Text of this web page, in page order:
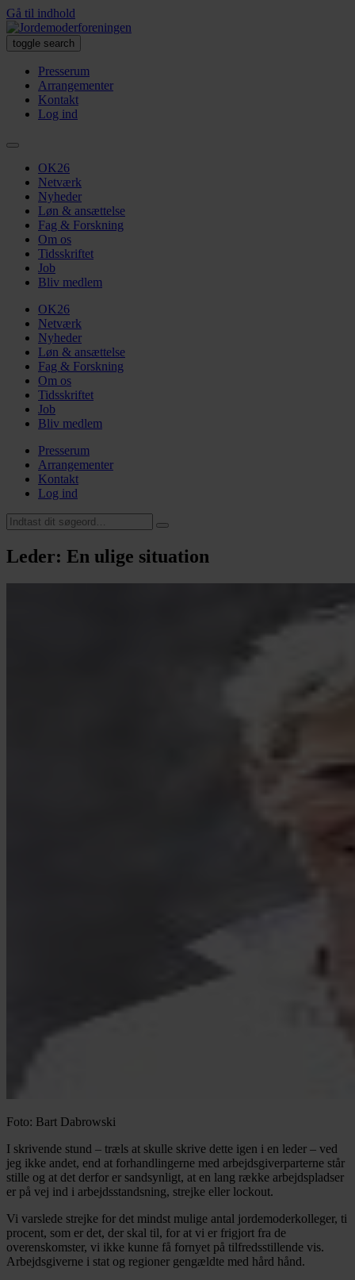
Gå til indhold
toggle search
Presserum
Arrangementer
Kontakt
Log ind
OK26
Netværk
Nyheder
Løn & ansættelse
Fag & Forskning
Om os
Tidsskriftet
Job
Bliv medlem
OK26
Netværk
Nyheder
Løn & ansættelse
Fag & Forskning
Om os
Tidsskriftet
Job
Bliv medlem
Presserum
Arrangementer
Kontakt
Log ind
Leder: En ulige situation
Foto: Bart Dabrowski
I skrivende stund – træls at skulle skrive dette igen i en leder – ved
jeg ikke andet, end at forhandlingerne med arbejdsgiverparterne står
stille og at det derfor er sandsynligt, at en lang række arbejdspladser
er på vej ind i arbejdsstandsning, strejke eller lockout.
Vi varslede strejke for det mindst mulige antal jordemoderkolleger, ti
procent, som er det, der skal til, for at vi er frigjort fra de
overenskomster, vi ikke kunne få fornyet på tilfredsstillende vis.
Arbejdsgiverne i stat og regioner gengældte med hård hånd.